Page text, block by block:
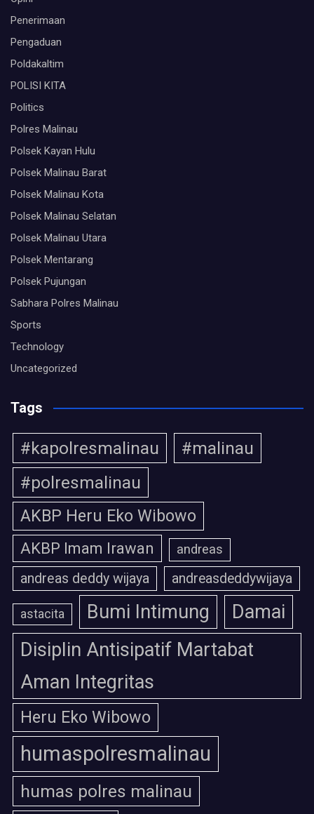
Penerimaan
Pengaduan
Poldakaltim
POLISI KITA
Politics
Polres Malinau
Polsek Kayan Hulu
Polsek Malinau Barat
Polsek Malinau Kota
Polsek Malinau Selatan
Polsek Malinau Utara
Polsek Mentarang
Polsek Pujungan
Sabhara Polres Malinau
Sports
Technology
Uncategorized
Tags
#kapolresmalinau
#malinau
#polresmalinau
AKBP Heru Eko Wibowo
AKBP Imam Irawan andreas
andreas deddy wijaya andreasdeddywijaya
astacita Bumi Intimung
Damai
Disiplin Antisipatif Martabat
Aman Integritas
Heru Eko Wibowo
humaspolresmalinau
humas polres malinau